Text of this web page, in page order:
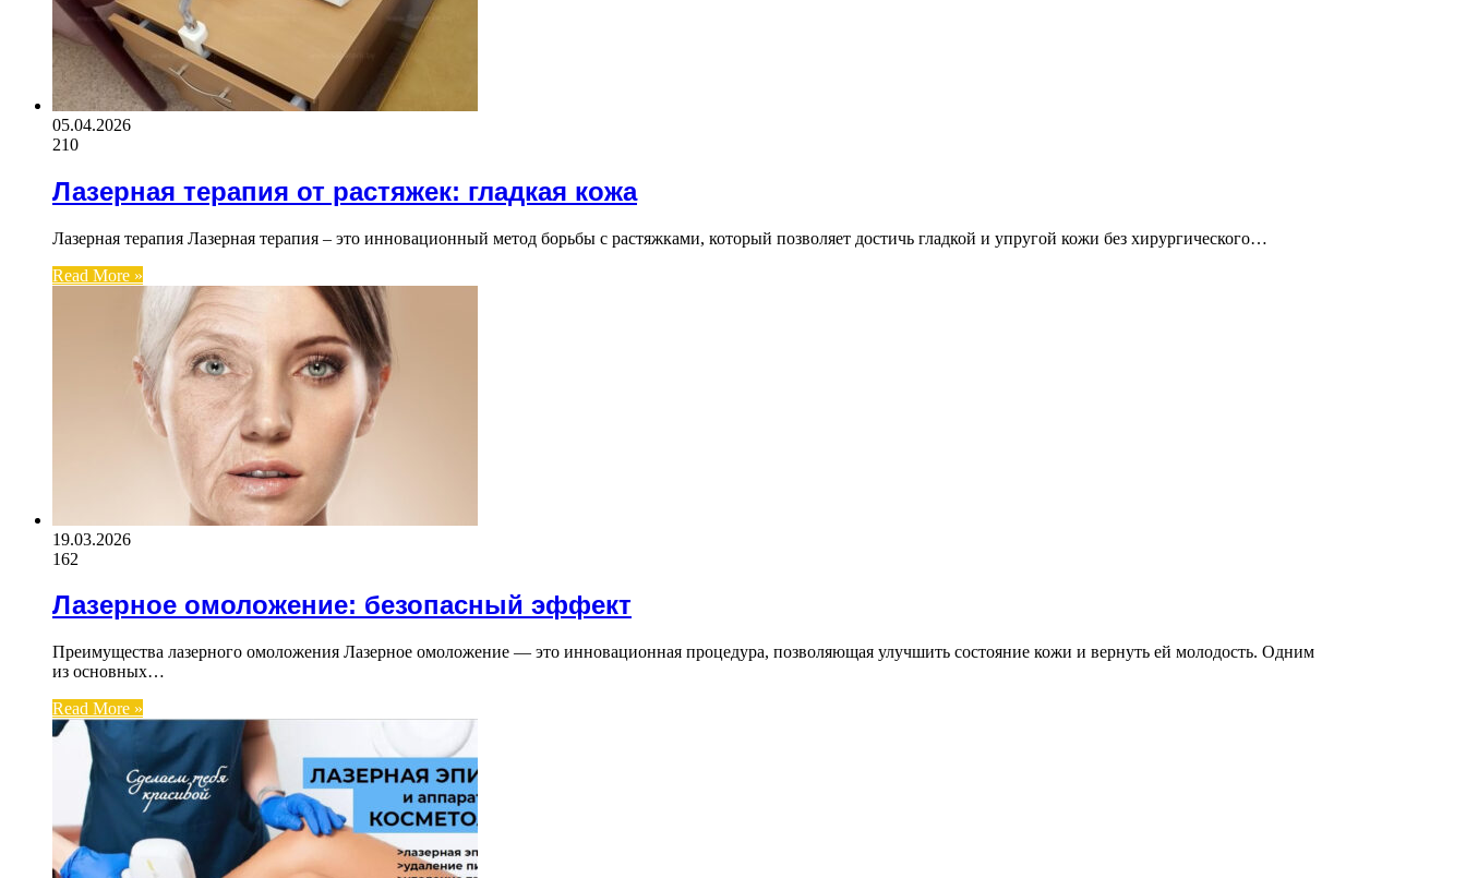
05.04.2026
210
Лазерная терапия от растяжек: гладкая кожа
Лазерная терапия Лазерная терапия – это инновационный метод борьбы с растяжками, который позволяет достичь гладкой и упругой кожи без хирургического…
Read More »
19.03.2026
162
Лазерное омоложение: безопасный эффект
Преимущества лазерного омоложения Лазерное омоложение — это инновационная процедура, позволяющая улучшить состояние кожи и вернуть ей молодость. Одним
из основных…
Read More »